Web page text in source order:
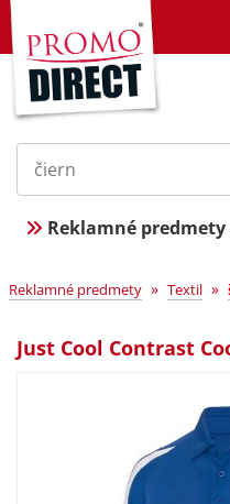
Reklamné predmety
Reklamné predmety » Textil »
Just Cool Contrast